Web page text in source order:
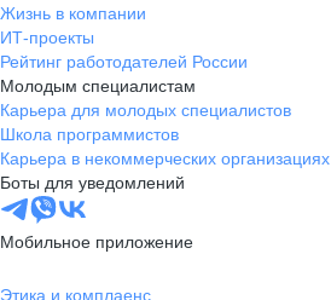
Жизнь в компании
ИТ-проекты
Рейтинг работодателей России
Молодым специалистам
Карьера для молодых специалистов
Школа программистов
Карьера в некоммерческих организациях
Боты для уведомлений
Мобильное приложение
Этика и комплаенс